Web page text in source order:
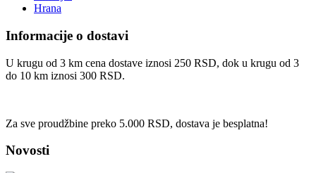
Hrana
Informacije o dostavi
U krugu od 3 km cena dostave iznosi 250 RSD, dok u krugu od 3
do 10 km iznosi 300 RSD.
Za sve proudžbine preko 5.000 RSD, dostava je besplatna!
Novosti